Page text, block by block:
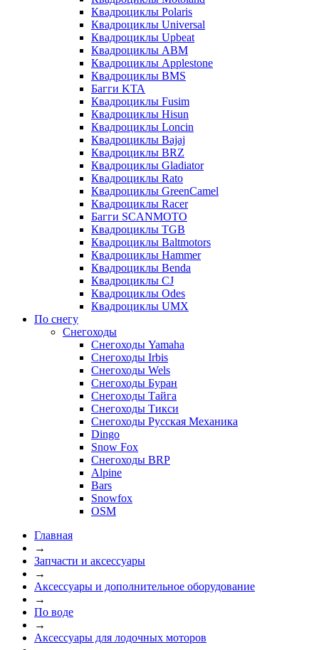
Квадроциклы Polaris
Квадроциклы Universal
Квадроциклы Upbeat
Квадроциклы ABM
Квадроциклы Applestone
Квадроциклы BMS
Багги KTA
Квадроциклы Fusim
Квадроциклы Hisun
Квадроциклы Loncin
Квадроциклы Bajaj
Квадроциклы BRZ
Квадроциклы Gladiator
Квадроциклы Rato
Квадроциклы GreenCamel
Квадроциклы Racer
Багги SCANMOTO
Квадроциклы TGB
Квадроциклы Baltmotors
Квадроциклы Hammer
Квадроциклы Benda
Квадроциклы CJ
Квадроциклы Odes
Квадроциклы UMX
По снегу
Снегоходы
Снегоходы Yamaha
Снегоходы Irbis
Снегоходы Wels
Снегоходы Буран
Снегоходы Тайга
Снегоходы Тикси
Снегоходы Русская Механика
Dingo
Snow Fox
Снегоходы BRP
Alpine
Bars
Snowfox
OSM
Главная
→
Запчасти и аксессуары
→
Аксессуары и дополнительное оборудование
→
По воде
→
Аксессуары для лодочных моторов